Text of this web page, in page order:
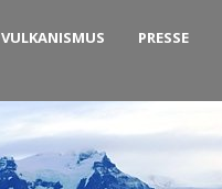
VULKANISMUS PRESSE